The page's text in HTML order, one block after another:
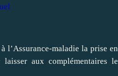
l’Assurance-maladie la prise en
laisseraux complémentaires le